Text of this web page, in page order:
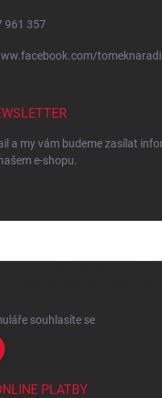
961 357
a my vám budeme zasílat
e-shopu.
souhlasíte se
PLATBY